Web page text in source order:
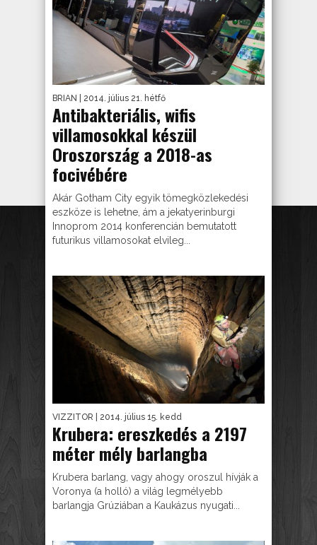
BRIAN | 2014. július 21. hétfő
Antibakteriális, wifis
villamosokkal készül
Oroszország a 2018-as
focivébére
Akár Gotham City egyik tömegközlekedési
eszköze is lehetne, ám a jekatyerinburgi
Innoprom 2014 konferencián bemutatott
futurikus villamosokat elvileg...
VIZZITOR | 2014. július 15. kedd
Krubera: ereszkedés a 2197
méter mély barlangba
Krubera barlang, vagy ahogy oroszul hívják a
Voronya (a holló) a világ legmélyebb
barlangja Grúziában a Kaukázus nyugati...